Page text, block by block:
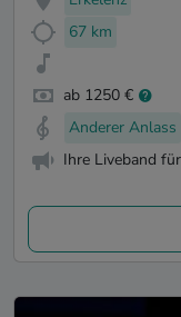
67 km
ab 1250 €
Anderer Anlass
Ihre Liveband